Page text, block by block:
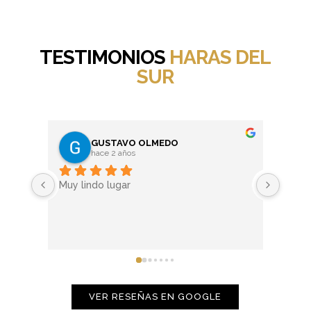
TESTIMONIOS HARAS DEL
SUR
GUSTAVO OLMEDO
hace 2 años
Muy lindo lugar
VER RESEÑAS EN GOOGLE